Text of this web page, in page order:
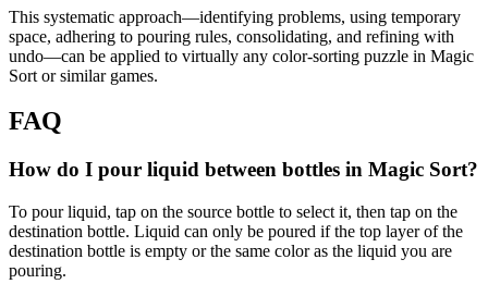
This systematic approach—identifying problems, using temporary
space, adhering to pouring rules, consolidating, and refining with
undo—can be applied to virtually any color-sorting puzzle in Magic
Sort or similar games.
FAQ
How do I pour liquid between bottles in Magic Sort?
To pour liquid, tap on the source bottle to select it, then tap on the
destination bottle. Liquid can only be poured if the top layer of the
destination bottle is empty or the same color as the liquid you are
pouring.